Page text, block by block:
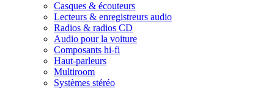
Casques & écouteurs
Lecteurs & enregistreurs audio
Radios & radios CD
Audio pour la voiture
Composants hi-fi
Haut-parleurs
Multiroom
Systèmes stéréo